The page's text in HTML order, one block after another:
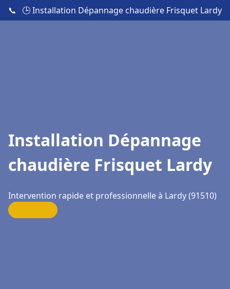
📞 🕒 Installation Dépannage chaudière Frisquet Lardy
Installation Dépannage
chaudière Frisquet Lardy
Intervention rapide et professionnelle à Lardy (91510)